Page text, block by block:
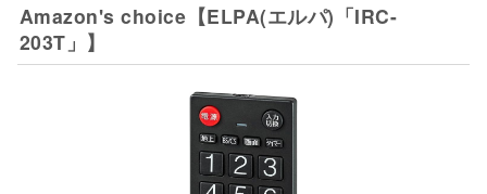
Amazon's choice【ELPA(エルパ)「IRC-
203T」】